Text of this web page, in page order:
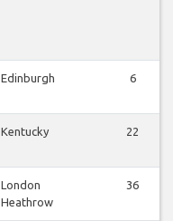
Edinburgh 6
Kentucky 22
London
Heathrow
36